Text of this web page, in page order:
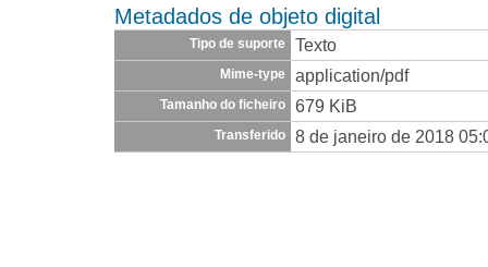
Metadados de objeto digital
Tipo de suporte Texto
Mime-type application/pdf
Tamanho do ficheiro 679 KiB
Transferido 8 de janeiro de 2018